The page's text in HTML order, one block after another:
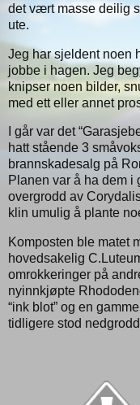
det vært masse deilig
ute.
Jeg har sjeldent noen
jobbe i hagen. Jeg
knipser noen bilder,
med ett eller annet
I går var det
hatt stående 3
brannskadesalg på
Planen var å ha dem i
overgrodd av
klin umulig å plante
Komposten ble matet
hovedsakelig
omrokkeringer på
nyinnkjøpte
“ink blot” og en
tidligere stod